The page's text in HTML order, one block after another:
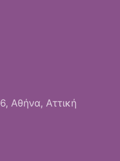
Αθήνα, Αττική